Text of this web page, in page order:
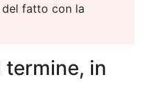
fatto con la
termine, in